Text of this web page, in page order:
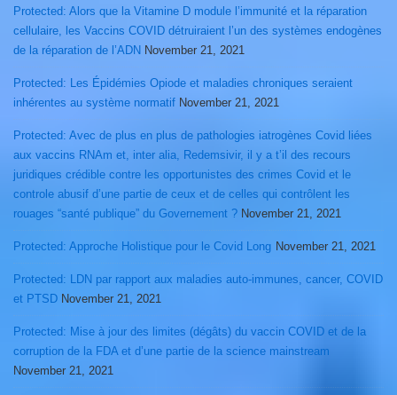
Protected: Alors que la Vitamine D module l’immunité et la réparation
cellulaire, les Vaccins COVID détruiraient l’un des systèmes endogènes
de la réparation de l’ADN November 21, 2021
Protected: Les Épidémies Opiode et maladies chroniques seraient
inhérentes au système normatif November 21, 2021
Protected: Avec de plus en plus de pathologies iatrogènes Covid liées
aux vaccins RNAm et, inter alia, Redemsivir, il y a t’il des recours
juridiques crédible contre les opportunistes des crimes Covid et le
controle abusif d’une partie de ceux et de celles qui contrôlent les
rouages “santé publique” du Governement ? November 21, 2021
Protected: Approche Holistique pour le Covid Long November 21, 2021
Protected: LDN par rapport aux maladies auto-immunes, cancer, COVID
et PTSD November 21, 2021
Protected: Mise à jour des limites (dégâts) du vaccin COVID et de la
corruption de la FDA et d’une partie de la science mainstream
November 21, 2021